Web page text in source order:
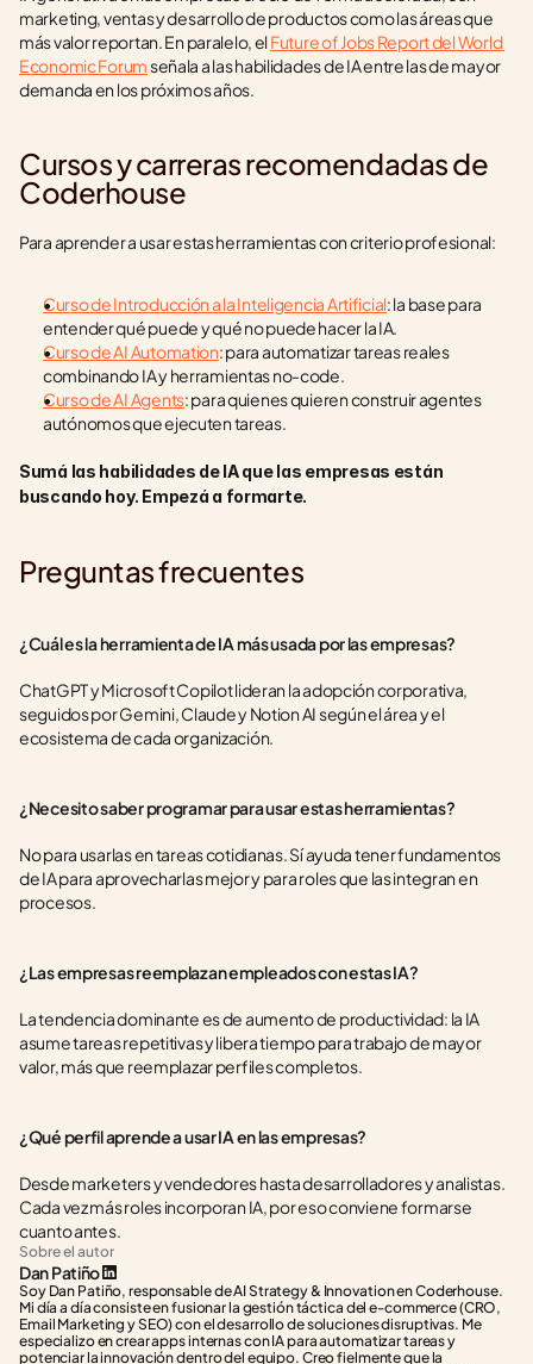
marketing, ventas y desarrollo de productos como las áreas que
más valor reportan. En paralelo, el Future of Jobs Report del World
Economic Forum señala a las habilidades de IA entre las de mayor
demanda en los próximos años.
Cursos y carreras recomendadas de
Coderhouse
Para aprender a usar estas herramientas con criterio profesional:
Curso de Introducción a la Inteligencia Artificial: la base para
entender qué puede y qué no puede hacer la IA.
Curso de AI Automation: para automatizar tareas reales
combinando IA y herramientas no-code.
Curso de AI Agents: para quienes quieren construir agentes
autónomos que ejecuten tareas.
Sumá las habilidades de IA que las empresas están
buscando hoy. Empezá a formarte.
Preguntas frecuentes
¿Cuál es la herramienta de IA más usada por las empresas?
ChatGPT y Microsoft Copilot lideran la adopción corporativa,
seguidos por Gemini, Claude y Notion AI según el área y el
ecosistema de cada organización.
¿Necesito saber programar para usar estas herramientas?
No para usarlas en tareas cotidianas. Sí ayuda tener fundamentos
de IA para aprovecharlas mejor y para roles que las integran en
procesos.
¿Las empresas reemplazan empleados con estas IA?
La tendencia dominante es de aumento de productividad: la IA
asume tareas repetitivas y libera tiempo para trabajo de mayor
valor, más que reemplazar perfiles completos.
¿Qué perfil aprende a usar IA en las empresas?
Desde marketers y vendedores hasta desarrolladores y analistas.
Cada vez más roles incorporan IA, por eso conviene formarse
cuanto antes.
Sobre el autor
Dan Patiño
Soy Dan Patiño, responsable de AI Strategy & Innovation en Coderhouse.
Mi día a día consiste en fusionar la gestión táctica del e-commerce (CRO,
Email Marketing y SEO) con el desarrollo de soluciones disruptivas. Me
especializo en crear apps internas con IA para automatizar tareas y
potenciar la innovación dentro del equipo. Creo fielmente que la